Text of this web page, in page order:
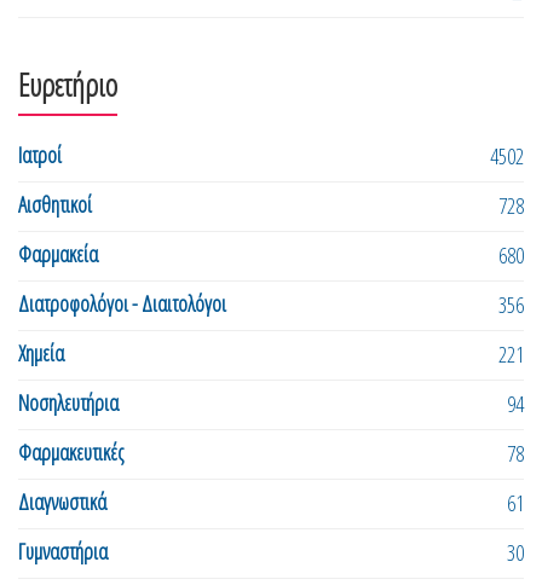
Ευρετήριο
Ιατροί
4502
Αισθητικοί
728
Φαρμακεία
680
Διατροφολόγοι - Διαιτολόγοι
356
Χημεία
221
Νοσηλευτήρια
94
Φαρμακευτικές
78
Διαγνωστικά
61
Γυμναστήρια
30